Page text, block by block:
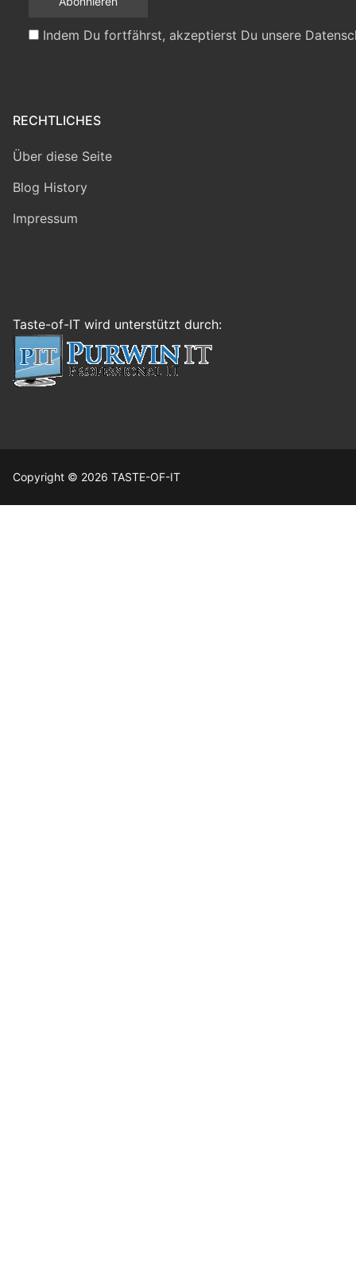
Indem Du fortfährst, akzeptierst Du unsere
RECHTLICHES
Über diese Seite
Blog History
Impressum
Taste-of-IT wird unterstützt durch:
Copyright © 2026 TASTE-OF-IT